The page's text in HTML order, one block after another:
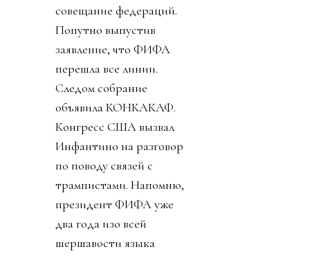
совещание федераций.
Попутно выпустив
заявление, что ФИФА
перешла все линии.
Следом собрание
объявила КОНКАКАФ.
Конгресс США вызвал
Инфантино на разговор
по поводу связей с
трампистами. Напомню,
президент ФИФА уже
два года изо всей
шершавости языка